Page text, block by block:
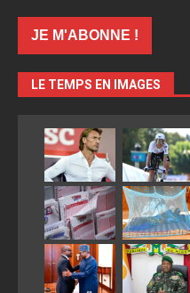
LE TEMPS EN IMAGES